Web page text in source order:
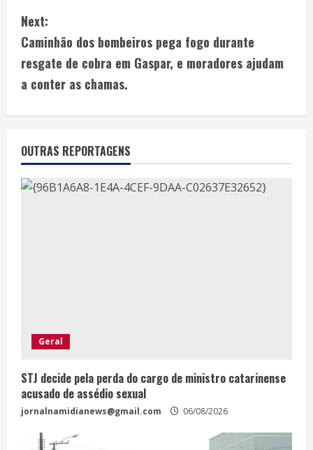
Next:
Caminhão dos bombeiros pega fogo durante
resgate de cobra em Gaspar, e moradores ajudam
a conter as chamas.
OUTRAS REPORTAGENS
Geral
STJ decide pela perda do cargo de ministro catarinense
acusado de assédio sexual
jornalnamidianews@gmail.com 06/08/2026